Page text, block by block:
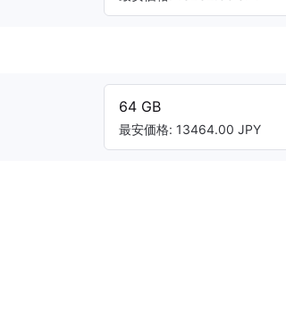
64 GB
最安価格: 13464.00 JPY